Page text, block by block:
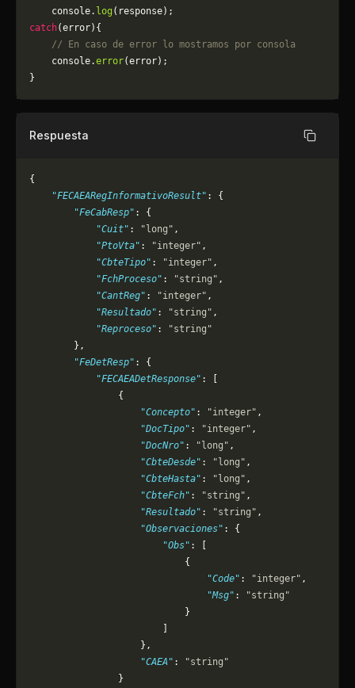
    console.
log (response);
catch(error){
    // En caso de error lo mostramos por consola
	console.
error(error);
}
Respuesta Copiar
{
    "FECAEARegInformativoResult"
: {
        "FeCabResp"
: {
            "Cuit"
: "long" ,
            "PtoVta"
: "integer" ,
            "CbteTipo"
: "integer" ,
            "FchProceso"
: "string" ,
            "CantReg"
: "integer" ,
            "Resultado"
: "string" ,
            "Reproceso"
:
"string"
        },
        "FeDetResp"
: {
            "FECAEADetResponse"
: [
                {
                    "Concepto"
: "integer" ,
                    "DocTipo"
: "integer" ,
                    "DocNro"
: "long" ,
                    "CbteDesde"
: "long" ,
                    "CbteHasta"
: "long" ,
                    "CbteFch"
: "string" ,
                    "Resultado"
: "string" ,
                    "Observaciones"
: {
                        "Obs"
: [
                            {
                                "Code"
: "integer" ,
                                "Msg"
:
"string"
                            }
                    },
                    "CAEA"
:
"string"
                }